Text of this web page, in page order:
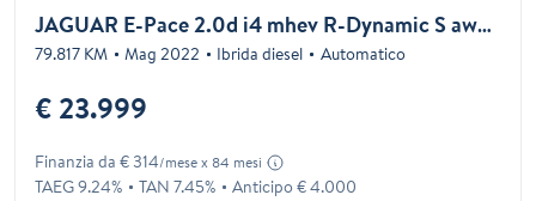
JAGUAR E-Pace 2.0d i4 mhev R-Dynamic S awd 163cv auto
79.817 KM Mag 2022 Ibrida diesel Automatico
€ 23.999
Finanzia da € 314/mese x 84 mesi
TAEG 9.24% TAN 7.45% Anticipo € 4.000